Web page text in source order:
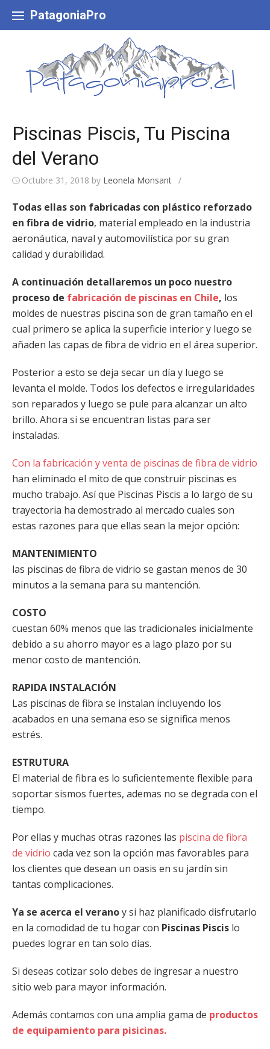
content
PatagoniaPro
Piscinas Piscis, Tu Piscina
del Verano
Octubre 31, 2018 by Leonela Monsant /
Todas ellas son fabricadas con plástico reforzado
en fibra de vidrio, material empleado en la industria
aeronáutica, naval y automovilística por su gran
calidad y durabilidad.
A continuación detallaremos un poco nuestro
proceso de fabricación de piscinas en Chile, los
moldes de nuestras piscina son de gran tamaño en el
cual primero se aplica la superficie interior y luego se
añaden las capas de fibra de vidrio en el área superior.
Posterior a esto se deja secar un día y luego se
levanta el molde. Todos los defectos e irregularidades
son reparados y luego se pule para alcanzar un alto
brillo. Ahora si se encuentran listas para ser
instaladas.
Con la fabricación y venta de piscinas de fibra de vidrio
han eliminado el mito de que construir piscinas es
mucho trabajo. Así que Piscinas Piscis a lo largo de su
trayectoria ha demostrado al mercado cuales son
estas razones para que ellas sean la mejor opción:
MANTENIMIENTO
las piscinas de fibra de vidrio se gastan menos de 30
minutos a la semana para su mantención.
COSTO
cuestan 60% menos que las tradicionales inicialmente
debido a su ahorro mayor es a lago plazo por su
menor costo de mantención.
RAPIDA INSTALACIÓN
Las piscinas de fibra se instalan incluyendo los
acabados en una semana eso se significa menos
estrés.
ESTRUTURA
El material de fibra es lo suficientemente flexible para
soportar sismos fuertes, ademas no se degrada con el
tiempo.
Por ellas y muchas otras razones las piscina de fibra
de vidrio cada vez son la opción mas favorables para
los clientes que desean un oasis en su jardín sin
tantas complicaciones.
Ya se acerca el veranoy si haz planificado disfrutarlo
en la comodidad de tu hogar con Piscinas Piscis lo
puedes lograr en tan solo días.
Si deseas cotizar solo debes de ingresar a nuestro
sitio web para mayor información.
Además contamos con una amplia gama de productos
de equipamiento para pisicinas.